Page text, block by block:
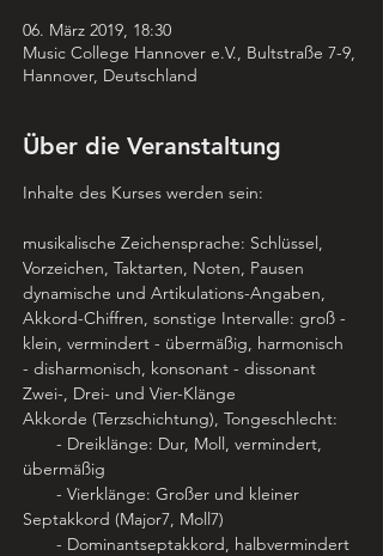
06. März 2019, 18:30
Music College Hannover e.V., Bultstraße 7-9,
Hannover, Deutschland
Über die Veranstaltung
Inhalte des Kurses werden sein:
musikalische Zeichensprache: Schlüssel,
Vorzeichen, Taktarten, Noten, Pausen
dynamische und Artikulations-Angaben,
Akkord-Chiffren, sonstige Intervalle: groß -
klein, vermindert - übermäßig, harmonisch
- disharmonisch, konsonant - dissonant
Zwei-, Drei- und Vier-Klänge
Akkorde (Terzschichtung), Tongeschlecht:
- Dreiklänge: Dur, Moll, vermindert,
übermäßig
- Vierklänge: Großer und kleiner
Septakkord (Major7, Moll7)
- Dominantseptakkord, halbvermindert